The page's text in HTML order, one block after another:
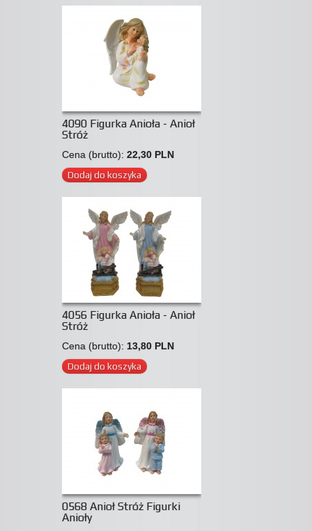
4090 Figurka Anioła - Anioł
Stróż
Cena (brutto): 22,30 PLN
Dodaj do koszyka
4056 Figurka Anioła - Anioł
Stróż
Cena (brutto): 13,80 PLN
Dodaj do koszyka
0568 Anioł Stróż Figurki
Anioły